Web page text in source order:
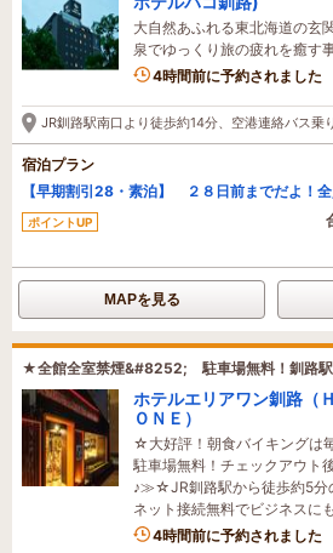
大自然あふれる東北海道の
泉でゆっくり旅の疲れを癒す
4時間前に予約されました
JR釧路駅南口より徒歩約14分、空港連絡バス乗
宿泊プラン
【早期割引28・素泊】 ２８日前までだよ！
ポイントUP
MAPを見る
★全館全室禁煙&#8252; 駐車場無料！釧路駅
ホテルエリアワン釧路（
ＯＮＥ）
☆大好評！朝食バイキング
駐車場無料！チェックアウト
♪≫☆JR釧路駅から徒歩約5
ネット接続無料でビジネス
4時間前に予約されました